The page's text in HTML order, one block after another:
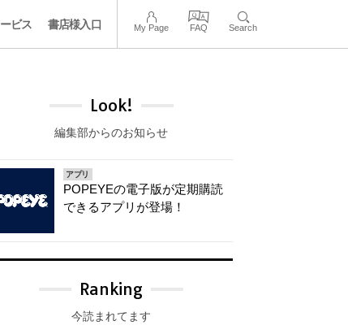
ビス 書店様入口 My Page FAQ Search
Look!
編集部からのお知らせ
アプリ
POPEYEの電子版が定期購読
できるアプリが登場！
Ranking
今読まれてます